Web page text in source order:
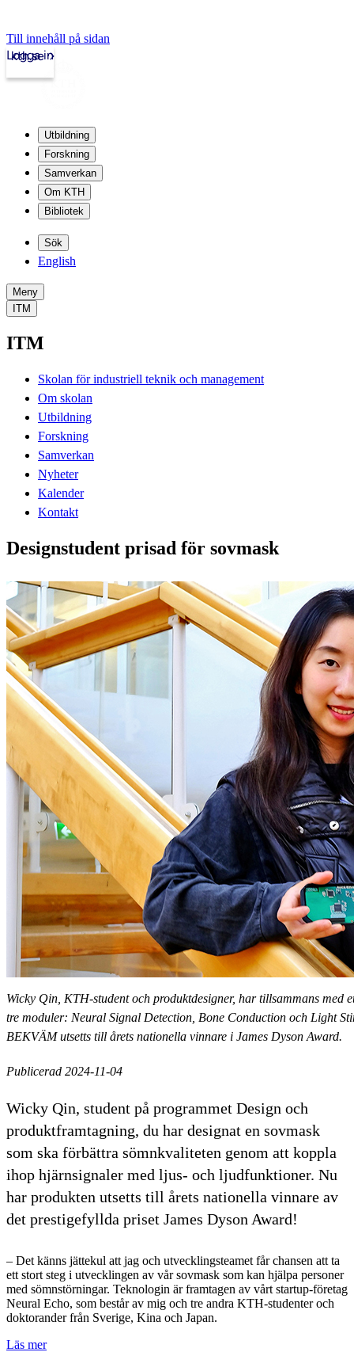
Till innehåll på sidan
kth.se
Logga in
Utbildning
Forskning
Samverkan
Om KTH
Bibliotek
Sök
English
Meny
ITM
ITM
Skolan för industriell teknik och management
Om skolan
Utbildning
Forskning
Samverkan
Nyheter
Kalender
Kontakt
Designstudent prisad för sovmask
Wicky Qin, KTH-student och produktdesigner, har tillsammans
tre moduler: Neural Signal Detection, Bone Conduction och Light
BEKVÄM utsetts till årets nationella vinnare i James Dyson Award.
Publicerad 2024-11-04
Wicky Qin, student på programmet Design och
produktframtagning, du har designat en sovmask
som ska förbättra sömnkvaliteten genom att koppla
ihop hjärnsignaler med ljus- och ljudfunktioner. Nu
har produkten utsetts till årets nationella vinnare av
det prestigefyllda priset James Dyson Award!
– Det känns jättekul att jag och utvecklingsteamet får chansen att ta
ett stort steg i utvecklingen av vår sovmask som kan hjälpa personer
med sömnstörningar. Teknologin är framtagen av vårt startup-företag
Neural Echo, som består av mig och tre andra KTH-studenter och
doktorander från Sverige, Kina och Japan.
Läs mer